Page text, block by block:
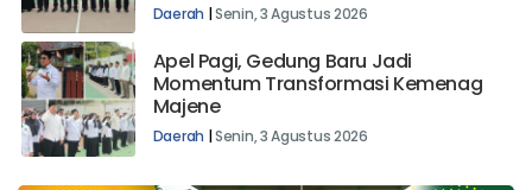
Daerah |Senin, 3 Agustus 2026
Apel Pagi, Gedung Baru Jadi
Momentum Transformasi Kemenag
Majene
Daerah |Senin, 3 Agustus 2026